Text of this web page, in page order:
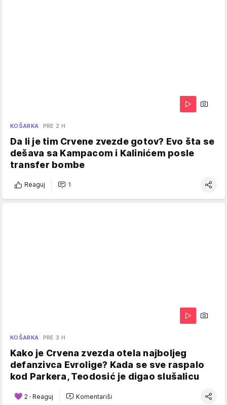
KOŠARKA PRE 2 H
Da li je tim Crvene zvezde gotov? Evo šta se
dešava sa Kampacom i Kalinićem posle
transfer bombe
Reaguj 1
KOŠARKA PRE 3 H
Kako je Crvena zvezda otela najboljeg
defanzivca Evrolige? Kada se sve raspalo
kod Parkera, Teodosić je digao slušalicu
2 · Reaguj Komentariši